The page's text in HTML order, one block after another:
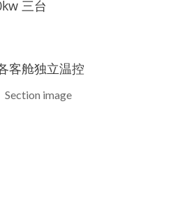
三台
客舱独立温控